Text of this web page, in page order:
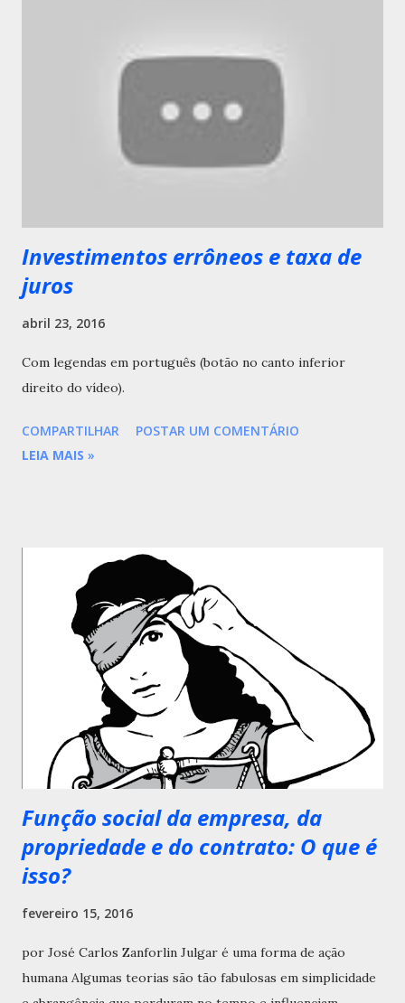
representantes ou diretamente em específicas situações [1]
. Esses dados são obtidos diretamente do texto
constitucional, e expressam noção de valor do grupo
possível obter-se outras impressões sobre democracia,
Investimentos errôneos e taxa de
juros
abril 23, 2016
Com legendas em português (botão no canto inferior
direito do vídeo).
COMPARTILHAR
POSTAR UM COMENTÁRIO
LEIA MAIS »
Função social da empresa, da
propriedade e do contrato: O que é
isso?
fevereiro 15, 2016
por José Carlos Zanforlin Julgar é uma forma de ação
humana Algumas teorias são tão fabulosas em simplicidade